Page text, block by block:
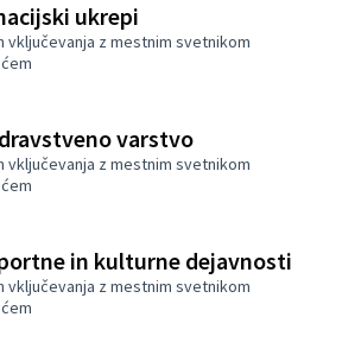
ukrepi
vključevanja z mestnim svetnikom
varstvo
vključevanja z mestnim svetnikom
in kulturne dejavnosti
vključevanja z mestnim svetnikom